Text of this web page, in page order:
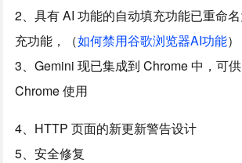
2、具有 AI 功能的自动填充功能已重命
充功能，（如何禁用谷歌浏览器AI功能）
3、Gemini 现已集成到 Chrome 中，可
Chrome 使用
4、HTTP 页面的新更新警告设计
5、安全修复